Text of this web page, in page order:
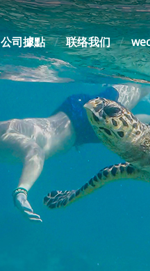
公司據點 联络我们